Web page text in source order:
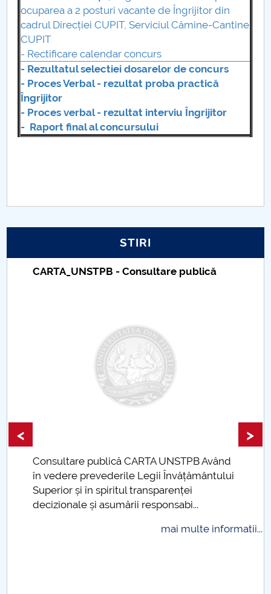
Români de pretutindeni - ADMITERE
Senat
Facultăți
Studenți
Relații Internaționale
UNIVERSITATE pentru comunitate
IOSUD/CSUD-Doctorate
Comisie de etica unversitară
Evenimente CUP
Accesibilitate pentru studenții cu dizabilități
Raportul Conducerii Centrului Universitar Pitești
privind implementarea Planului Operațional 2020-
ocuparea a 2 posturi vacante de Îngrijitor din
cadrul Direcției CUPIT, Serviciul Cămine-Cantine
CUPIT
- Rectificare calendar concurs
- Rezultatul selectiei dosarelor de concurs
- Proces Verbal - rezultat proba practică
Îngrijitor
- Proces verbal - rezultat interviu Îngrijitor
- Raport final al concursului
STIRI
CARTA_UNSTPB - Consultare publică
Consultare publică CARTA UNSTPB Având
în vedere prevederile Legii Învățământului
Superior și în spiritul transparenței
decizionale și asumării responsabi...
mai multe informatii...
< >